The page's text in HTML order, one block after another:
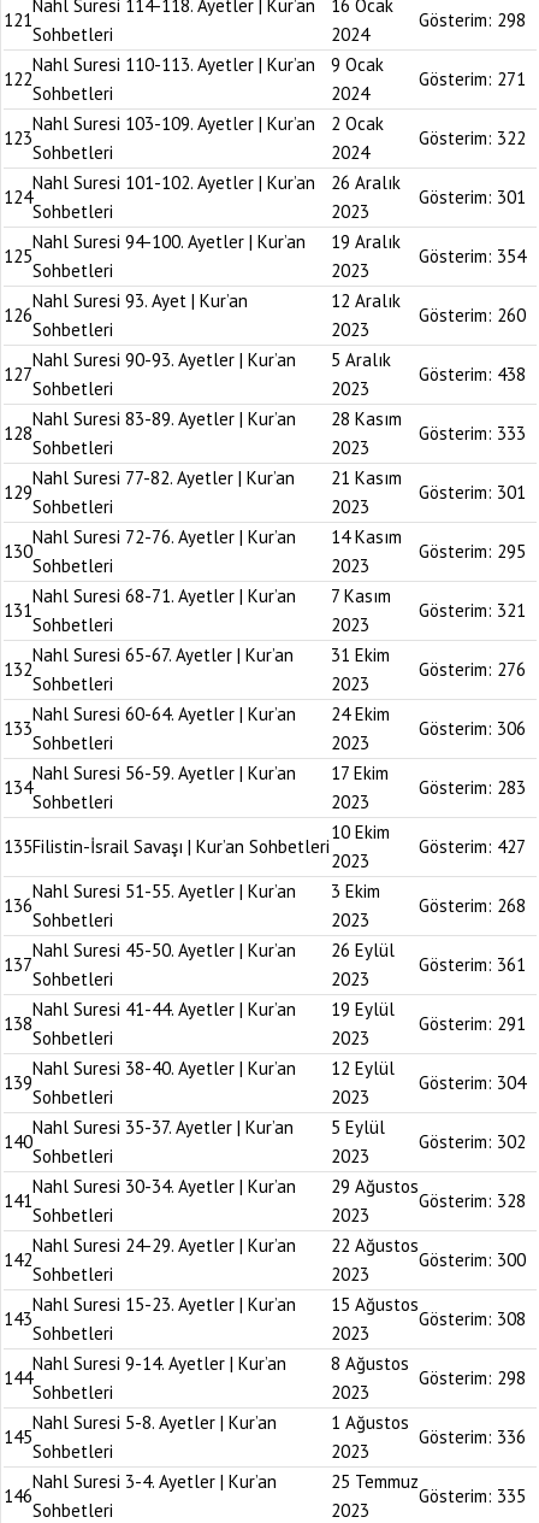
121
Nahl Suresi 114-118. Ayetler | Kur’an
Sohbetleri
16 Ocak
2024
Gösterim: 298
122
Nahl Suresi 110-113. Ayetler | Kur’an
Sohbetleri
9 Ocak
2024
Gösterim: 271
123
Nahl Suresi 103-109. Ayetler | Kur’an
Sohbetleri
2 Ocak
2024
Gösterim: 322
124
Nahl Suresi 101-102. Ayetler | Kur’an
Sohbetleri
26 Aralık
2023
Gösterim: 301
125
Nahl Suresi 94-100. Ayetler | Kur’an
Sohbetleri
19 Aralık
2023
Gösterim: 354
126
Nahl Suresi 93. Ayet | Kur’an
Sohbetleri
12 Aralık
2023
Gösterim: 260
127
Nahl Suresi 90-93. Ayetler | Kur’an
Sohbetleri
5 Aralık
2023
Gösterim: 438
128
Nahl Suresi 83-89. Ayetler | Kur’an
Sohbetleri
28 Kasım
2023
Gösterim: 333
129
Nahl Suresi 77-82. Ayetler | Kur’an
Sohbetleri
21 Kasım
2023
Gösterim: 301
130
Nahl Suresi 72-76. Ayetler | Kur’an
Sohbetleri
14 Kasım
2023
Gösterim: 295
131
Nahl Suresi 68-71. Ayetler | Kur’an
Sohbetleri
7 Kasım
2023
Gösterim: 321
132
Nahl Suresi 65-67. Ayetler | Kur’an
Sohbetleri
31 Ekim
2023
Gösterim: 276
133
Nahl Suresi 60-64. Ayetler | Kur’an
Sohbetleri
24 Ekim
2023
Gösterim: 306
134
Nahl Suresi 56-59. Ayetler | Kur’an
Sohbetleri
17 Ekim
2023
Gösterim: 283
135Filistin-İsrail Savaşı | Kur’an Sohbetleri
10 Ekim
2023
Gösterim: 427
136
Nahl Suresi 51-55. Ayetler | Kur’an
Sohbetleri
3 Ekim
2023
Gösterim: 268
137
Nahl Suresi 45-50. Ayetler | Kur’an
Sohbetleri
26 Eylül
2023
Gösterim: 361
138
Nahl Suresi 41-44. Ayetler | Kur’an
Sohbetleri
19 Eylül
2023
Gösterim: 291
139
Nahl Suresi 38-40. Ayetler | Kur’an
Sohbetleri
12 Eylül
2023
Gösterim: 304
140
Nahl Suresi 35-37. Ayetler | Kur’an
Sohbetleri
5 Eylül
2023
Gösterim: 302
141
Nahl Suresi 30-34. Ayetler | Kur’an
Sohbetleri
29 Ağustos
2023
Gösterim: 328
142
Nahl Suresi 24-29. Ayetler | Kur’an
Sohbetleri
22 Ağustos
2023
Gösterim: 300
143
Nahl Suresi 15-23. Ayetler | Kur’an
Sohbetleri
15 Ağustos
2023
Gösterim: 308
144
Nahl Suresi 9-14. Ayetler | Kur’an
Sohbetleri
8 Ağustos
2023
Gösterim: 298
145
Nahl Suresi 5-8. Ayetler | Kur’an
Sohbetleri
1 Ağustos
2023
Gösterim: 336
146
Nahl Suresi 3-4. Ayetler | Kur’an
Sohbetleri
25 Temmuz
2023
Gösterim: 335